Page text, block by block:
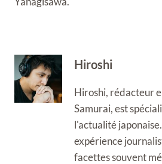
Hiroshi
Hiroshi, rédacteur
Samurai, est
l'actualité
expérience
facettes souvent